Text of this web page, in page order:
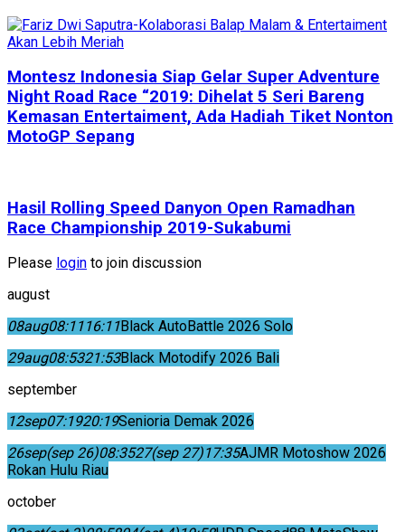
Montesz Indonesia Siap Gelar Super Adventure
Night Road Race “2019: Dihelat 5 Seri Bareng
Kemasan Entertaiment, Ada Hadiah Tiket Nonton
MotoGP Sepang
Hasil Rolling Speed Danyon Open Ramadhan
Race Championship 2019-Sukabumi
Please login to join discussion
august
08aug08:1116:11Black AutoBattle 2026 Solo
29aug08:5321:53Black Motodify 2026 Bali
september
12sep07:1920:19Senioria Demak 2026
26sep(sep 26)08:3527(sep 27)17:35AJMR Motoshow 2026
Rokan Hulu Riau
october